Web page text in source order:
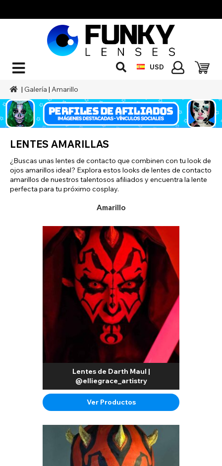
USD
| Galería | Amarillo
LENTES AMARILLAS
¿Buscas unas lentes de contacto que combinen con tu look de
ojos amarillos ideal? Explora estos looks de lentes de contacto
amarillos de nuestros talentosos afiliados y encuentra la lente
perfecta para tu próximo cosplay.
Amarillo
Lentes de Darth Maul |
@elliegrace_artistry
Ver Productos